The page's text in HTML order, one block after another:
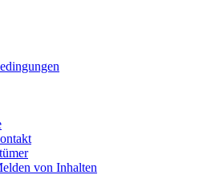
von Inhalten